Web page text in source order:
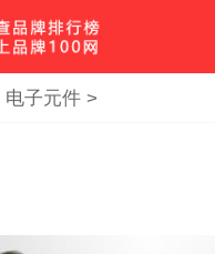
电子元件 >